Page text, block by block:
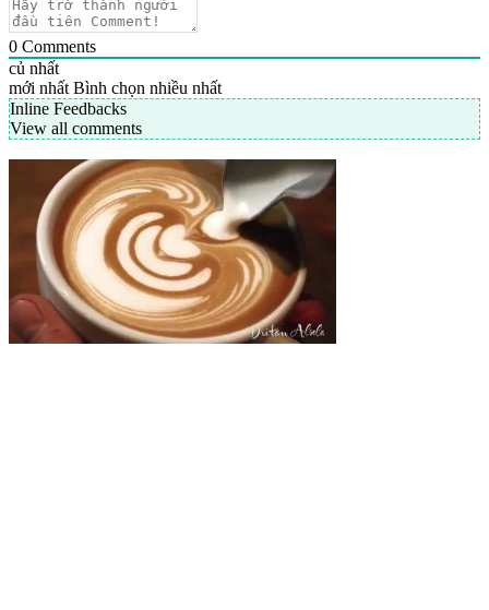
0 Comments
củ nhất
mới nhất Bình chọn nhiều nhất
Inline Feedbacks
View all comments